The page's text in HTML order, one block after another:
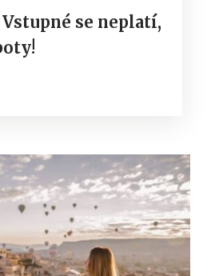
Vstupné se neplatí,